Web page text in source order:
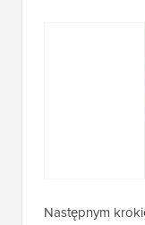
Następnym